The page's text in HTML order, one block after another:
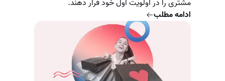
مشتری را در اولویت اول خود قرار دهند.
ادامه مطلب